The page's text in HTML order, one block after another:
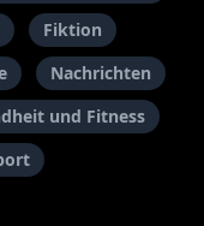
Fiktion
Nachrichten
und Fitness